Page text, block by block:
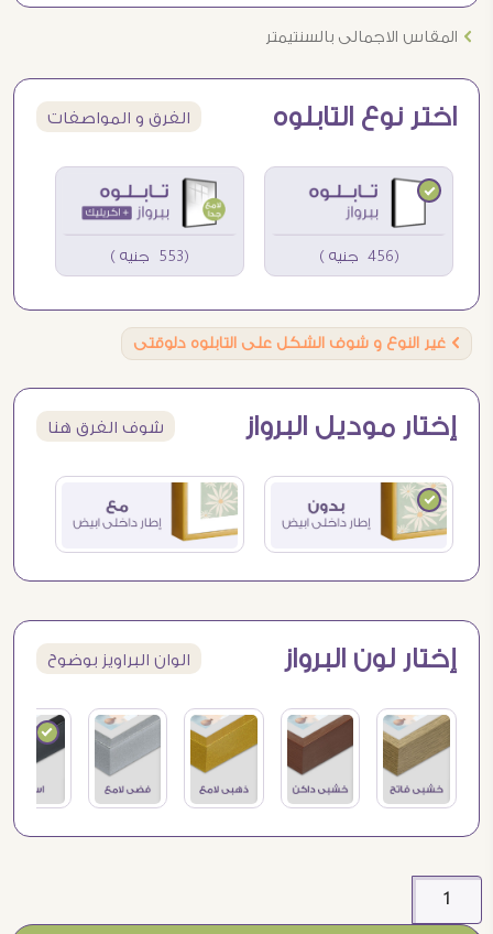
Ö المقاس الاجمالى بالسنتيمتر
اختر نوع التابلوه الفرق و المواصفات
(456 جنيه ) (553 جنيه )
Ö غير النوع و شوف الشكل على التابلوه دلوقتى
إختار موديل البرواز شوف الفرق هنا
إختار لون البرواز الوان البراويز بوضوح